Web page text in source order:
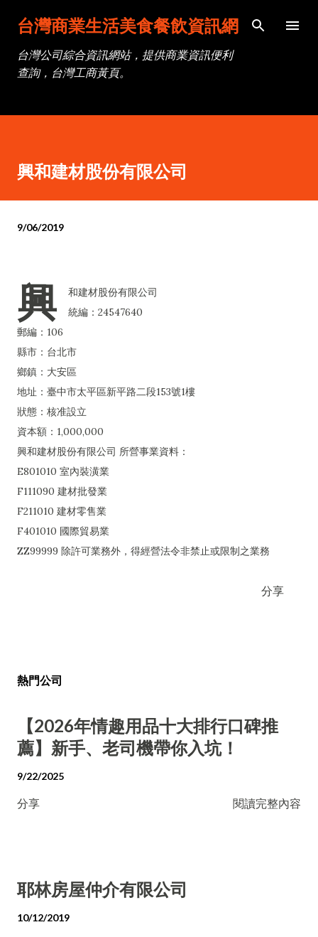
跳到主要內容
台灣商業生活美食餐飲資訊網
台灣公司綜合資訊網站，提供商業資訊便利
查詢，台灣工商黃頁。
興和建材股份有限公司
9/06/2019
興
和建材股份有限公司
統編：24547640
郵編：106
縣市：台北市
鄉鎮：大安區
地址：臺中市太平區新平路二段153號1樓
狀態：核准設立
資本額：1,000,000
興和建材股份有限公司 所營事業資料：
E801010 室內裝潢業
F111090 建材批發業
F211010 建材零售業
F401010 國際貿易業
ZZ99999 除許可業務外，得經營法令非禁止或限制之業務
分享
熱門公司
【2026年情趣用品十大排行口碑推
薦】新手、老司機帶你入坑！
9/22/2025
分享 閱讀完整內容
耶林房屋仲介有限公司
10/12/2019